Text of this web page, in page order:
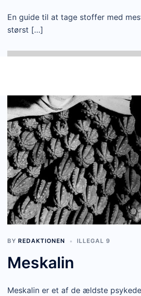
En guide til at tage stoffer med
størst […]
BY REDAKTIONEN ILLEGAL 9
Meskalin
Meskalin er et af de ældste